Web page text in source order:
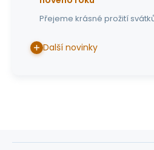
Přejeme krásné prožití
Další novinky